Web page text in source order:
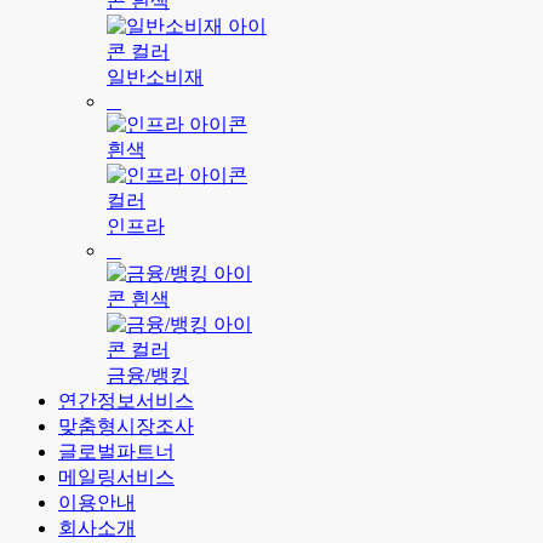
일반소비재
인프라
금융/뱅킹
연간정보서비스
맞춤형시장조사
글로벌파트너
메일링서비스
이용안내
회사소개